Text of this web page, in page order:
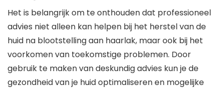
Het is belangrijk om te onthouden dat professioneel
advies niet alleen kan helpen bij het herstel van de
huid na blootstelling aan haarlak, maar ook bij het
voorkomen van toekomstige problemen. Door
gebruik te maken van deskundig advies kun je de
gezondheid van je huid optimaliseren en mogelijke